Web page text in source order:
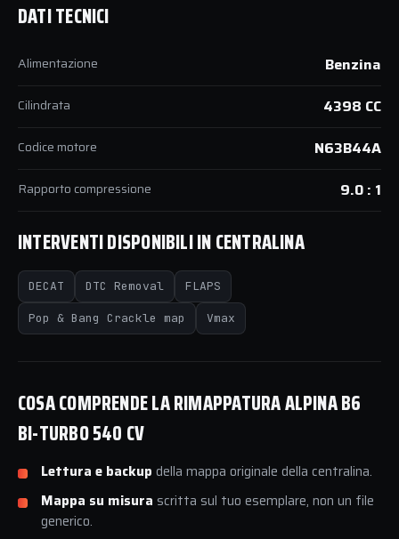
DATI TECNICI
Alimentazione Benzina
Cilindrata 4398 CC
Codice motore N63B44A
Rapporto compressione 9.0 : 1
INTERVENTI DISPONIBILI IN CENTRALINA
DECAT DTC Removal FLAPS
Pop & Bang Crackle map Vmax
COSA COMPRENDE LA RIMAPPATURA ALPINA B6
BI-TURBO 540 CV
Lettura e backup della mappa originale della centralina.
Mappa su misura scritta sul tuo esemplare, non un file
generico.